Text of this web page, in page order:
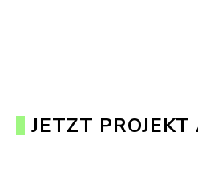
JETZT